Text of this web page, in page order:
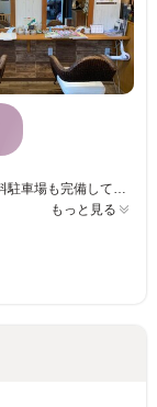
【中村駅から徒歩5分】 駅近くでアクセス便利◎無料駐車場も完備していますので、お車での来店も可能です★ コンセプトはリゾート！！まるでリゾート地に来たような癒しの空間をマンツーマンサロンなので一人占めです♪自分だけの空間をお楽しみください♪ 丁寧なカウンセリング×マンツーマン施術で、お客様のイメージ通りのスタイルに仕上げます。お悩みや細かなご要望も気軽にお伝え下さい☆ 豊富なメニューをご用意し、皆様のご来店を心よりお待ちしております！
もっと見る